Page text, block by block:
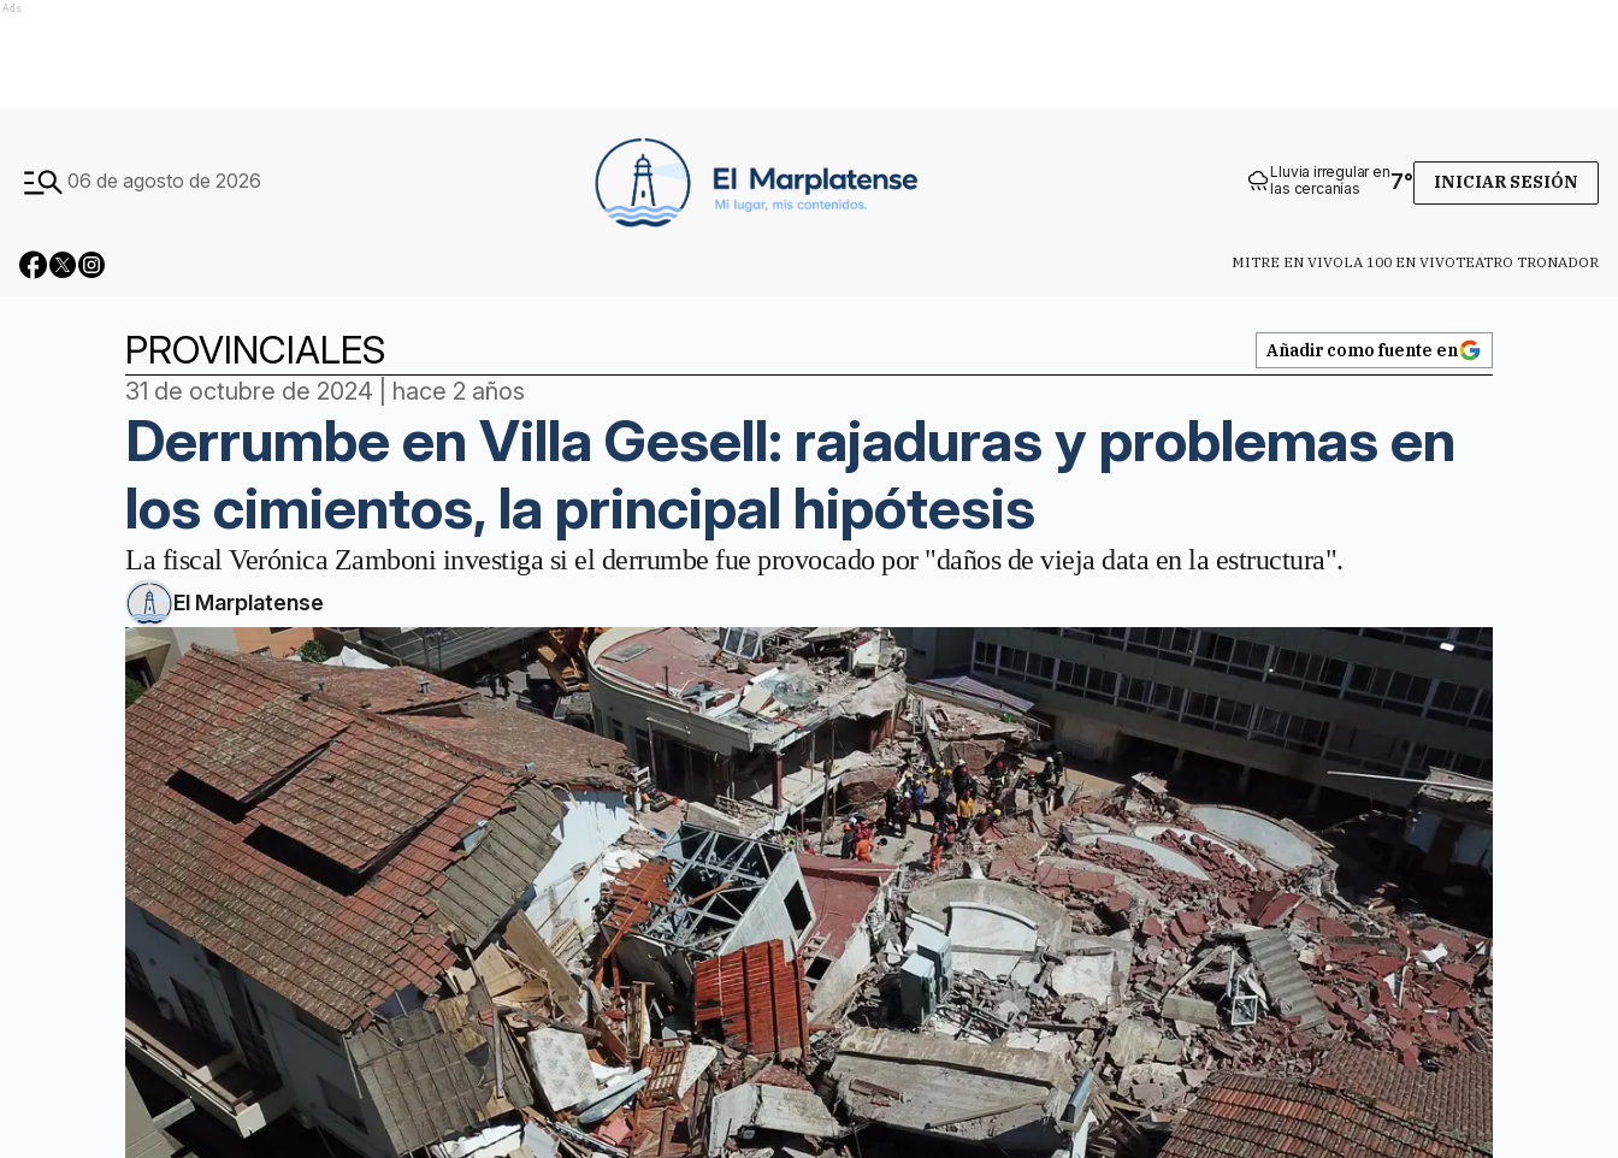
Ads
06 de agosto de 2026
Lluvia irregular en
las cercanías
7° INICIAR SESIÓN
MITRE EN VIVOLA 100 EN VIVOTEATRO TRONADOR
PROVINCIALES Añadir como fuente en
31 de octubre de 2024 | hace 2 años
Derrumbe en Villa Gesell: rajaduras y problemas en
los cimientos, la principal hipótesis
La fiscal Verónica Zamboni investiga si el derrumbe fue provocado por "daños de vieja data en la estructura".
El Marplatense